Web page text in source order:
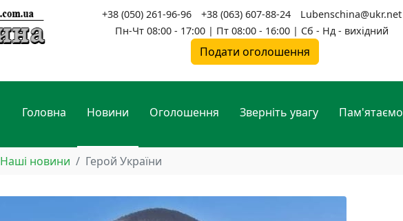
+38 (050) 261-96-96 +38 (063) 607-88-24
Lubenschina@ukr.net
Пн-Чт 08:00 - 17:00 | Пт 08:00 - 16:00 | Сб - Нд - вихідний
Подати оголошення
Головна Новини Оголошення Зверніть увагу Пам'ятаємо
Наші новини Герой України